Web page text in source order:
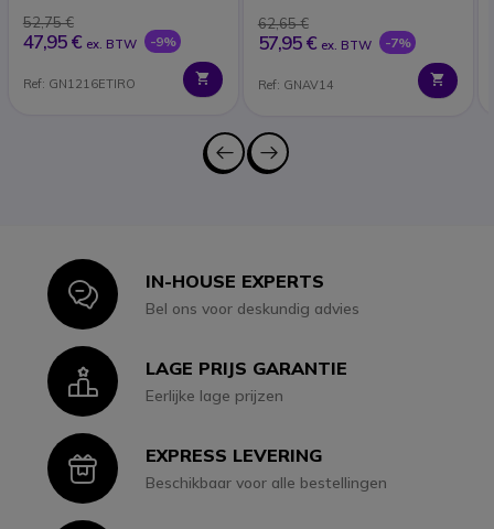
52,75 €
47,95 € ex. BTW -9%
Ref: GN1216ETIRO
62,65 €
57,95 € ex. BTW -7%
Ref: GNAV14
IconIN-HOUSE EXPERTS
Bel ons voor deskundig advies
IconLAGE PRIJS GARANTIE
Eerlijke lage prijzen
IconEXPRESS LEVERING
Beschikbaar voor alle bestellingen